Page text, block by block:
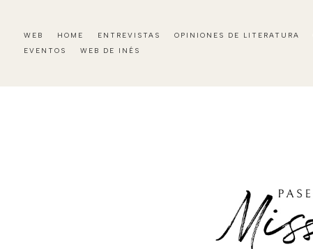
WEB HOME ENTREVISTAS OPINIONES DE LITERATURA
EVENTOS
WEB DE INÉS